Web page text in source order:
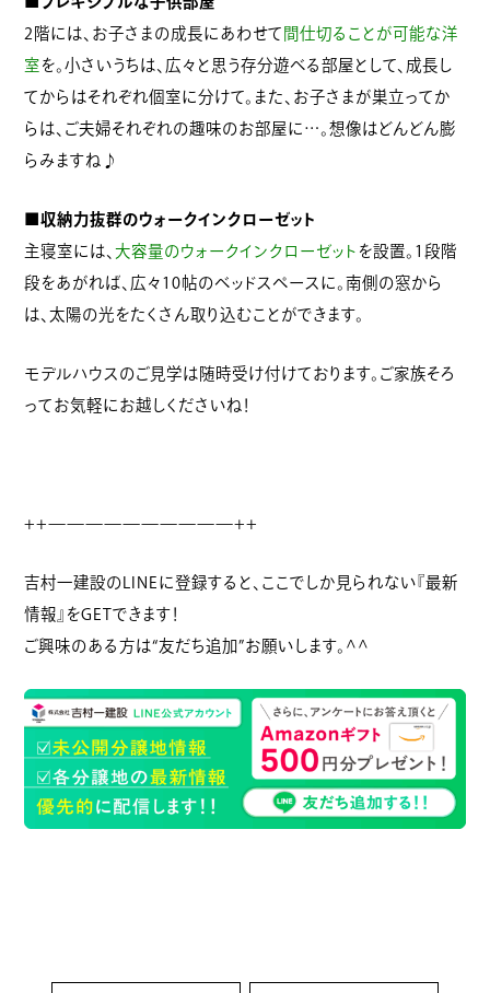
2階には、お子さまの成長にあわせて 間仕切ることが可能な洋
室 を。小さいうちは、広々と思う存分遊べる部屋として、成長し
てからはそれぞれ個室に分けて。また、お子さまが巣立ってか
らは、ご夫婦それぞれの趣味のお部屋に…。想像はどんどん膨
らみますね♪
■収納力抜群のウォークインクローゼット
主寝室には、大容量のウォークインクローゼット を設置。1段階
段をあがれば、広々10帖のベッドスペースに。南側の窓から
は、太陽の光をたくさん取り込むことができます。
モデルハウスのご見学は随時受け付けております。ご家族そろ
ってお気軽にお越しくださいね！
++——————————++
吉村一建設のLINEに登録すると、ここでしか見られない『最新
情報』をGETできます！
ご興味のある方は“友だち追加”お願いします。^^